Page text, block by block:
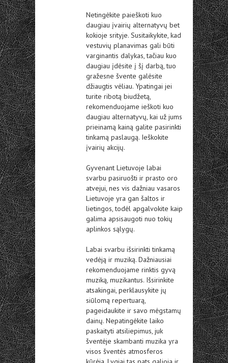
Netingėkite paieškoti kuo
daugiau įvairių alternatyvų bet
kokioje srityje. Susitaikykite, kad
vestuvių planavimas gali būti
varginantis dalykas, tačiau kuo
daugiau įdėsite į šį darbą, tuo
gražesne švente galėsite
džiaugtis vėliau. Ypatingai jei
turite ribotą biudžetą,
rekomenduojame ieškoti kuo
daugiau alternatyvų, kai už jums
prieinamą kainą galite pasirinkti
tinkamą paslaugą. Ieškokite
įvairių akcijų.
Gyvenant Lietuvoje labai
svarbu pasiruošti ir prasto oro
atvejui, nes vis dažniau vasaros
Lietuvoje yra gan šaltos ir
lietingos, todėl apgalvokite kaip
galima apsisaugoti nuo tokių
aplinkos sąlygų.
Labai svarbu išsirinkti tinkamą
vedėją ir muziką. Dažniausiai
rekomenduojame rinktis gyvą
muziką, muzikantus. Išsirinkite
atsakingai, perklausykite jų
siūlomą repertuarą,
pageidaukite ir savo mėgstamų
dainų. Nepatingėkite laiko
paskaityti atsiliepimus, juk
šventėje skambanti muzika yra
visos šventės atmosferos